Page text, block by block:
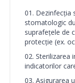
Dezinfecția
stomatologic
suprafețele de
protecție (ex.
Sterilizarea
indicatorilor
Asigurarea